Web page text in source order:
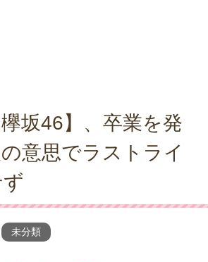
坂46】、卒業を発
意思でラストライ
未分類